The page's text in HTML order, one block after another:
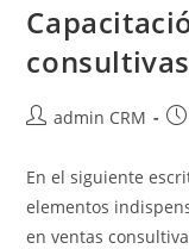
consultivas
admin CRM
En el siguiente
elementos
en ventas